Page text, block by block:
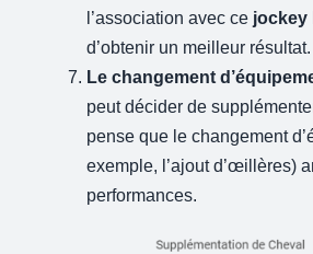
l’association avec ce jockey
d’obtenir un meilleur résultat.
Le changement
peut décider de
pense que le changement
exemple, l’ajout d’œillères)
performances.